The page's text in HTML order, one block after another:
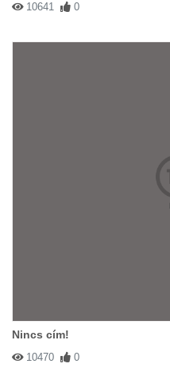
10641 0
Nincs cím!
10470 0